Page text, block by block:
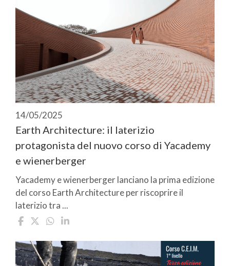
14/05/2025
Earth Architecture: il laterizio
protagonista del nuovo corso di Yacademy
e wienerberger
Yacademy e wienerberger lanciano la prima edizione
del corso Earth Architecture per riscoprire il
laterizio tra ...